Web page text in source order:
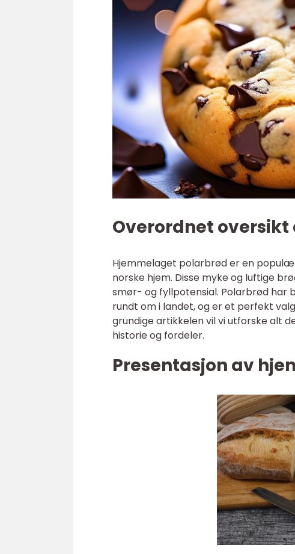
Overordnet
Hjemmelaget polarbrød er en
norske hjem. Disse myke og luftige
smør- og fyllpotensial. Polarbrød
rundt om i landet, og er et perfekt
grundige artikkelen vil vi utforske alt
historie og fordeler.
Presentasjon av